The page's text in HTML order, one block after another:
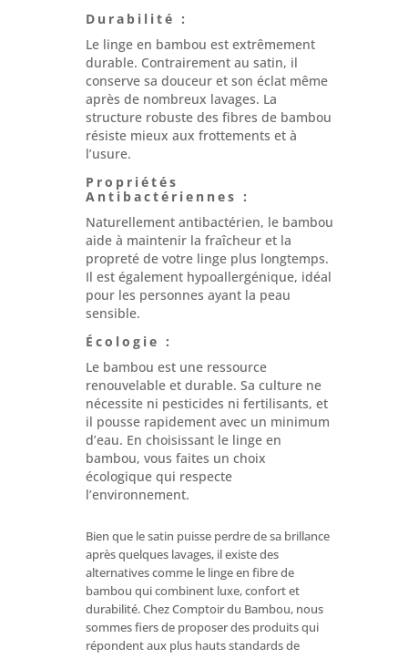
Durabilité :
Le linge en bambou est extrêmement
durable. Contrairement au satin, il
conserve sa douceur et son éclat même
après de nombreux lavages. La
structure robuste des fibres de bambou
résiste mieux aux frottements et à
l’usure.
Propriétés
Antibactériennes :
Naturellement antibactérien, le bambou
aide à maintenir la fraîcheur et la
propreté de votre linge plus longtemps.
Il est également hypoallergénique, idéal
pour les personnes ayant la peau
sensible.
Écologie :
Le bambou est une ressource
renouvelable et durable. Sa culture ne
nécessite ni pesticides ni fertilisants, et
il pousse rapidement avec un minimum
d’eau. En choisissant le linge en
bambou, vous faites un choix
écologique qui respecte
l’environnement.
Bien que le satin puisse perdre de sa brillance
après quelques lavages, il existe des
alternatives comme le linge en fibre de
bambou qui combinent luxe, confort et
durabilité. Chez Comptoir du Bambou, nous
sommes fiers de proposer des produits qui
répondent aux plus hauts standards de